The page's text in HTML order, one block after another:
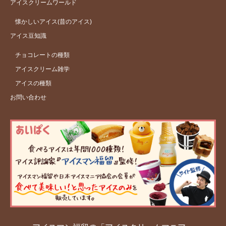
アイスクリームワールド
懐かしいアイス(昔のアイス)
アイス豆知識
チョコレートの種類
アイスクリーム雑学
アイスの種類
お問い合わせ